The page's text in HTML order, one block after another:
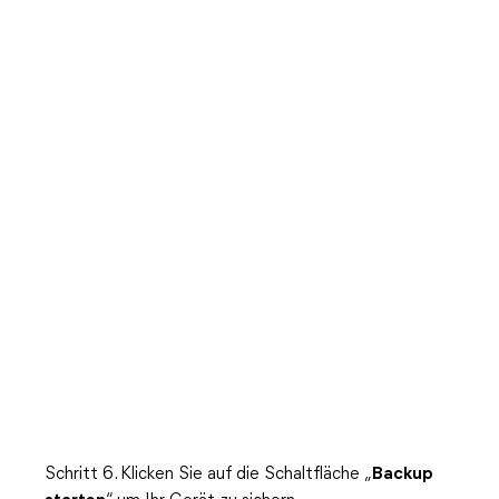
Schritt 6. Klicken Sie auf die Schaltfläche „ Backup